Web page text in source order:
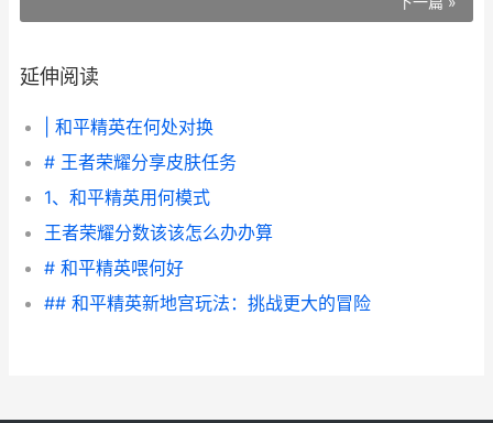
延伸阅读
| 和平精英在何处对换
# 王者荣耀分享皮肤任务
1、和平精英用何模式
王者荣耀分数该该怎么办办算
# 和平精英喂何好
## 和平精英新地宫玩法：挑战更大的冒险